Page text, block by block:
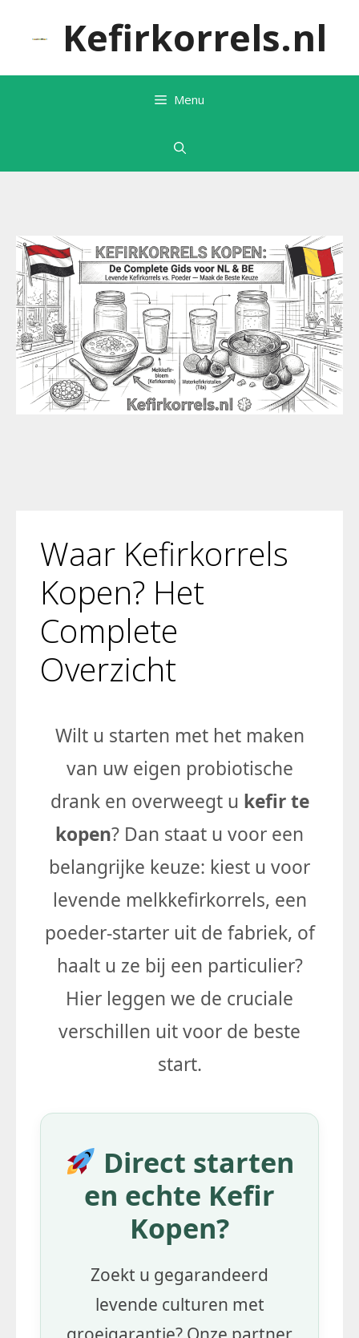
inhoud
Kefirkorrels.nl
Menu
Waar Kefirkorrels
Kopen? Het
Complete
Overzicht
Wilt u starten met het maken
van uw eigen probiotische
drank en overweegt u kefir te
kopen? Dan staat u voor een
belangrijke keuze: kiest u voor
levende melkkefirkorrels, een
poeder-starter uit de fabriek, of
haalt u ze bij een particulier?
Hier leggen we de cruciale
verschillen uit voor de beste
start.
Direct starten
en echte Kefir
Kopen?
Zoekt u gegarandeerd
levende culturen met